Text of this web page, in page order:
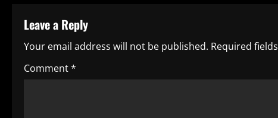
i
n
u
Leave a Reply
Your email address will not be published. Required
Comment*